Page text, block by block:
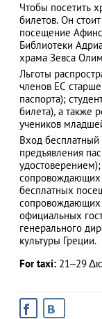
Чтобы посетить
билетов. Он
посещение
Библиотеки
храма Зевса
Льготы
членов ЕС
паспорта);
билета), а также
учеников
Вход бесплатный
предъявления
сопровождающих
бесплатных
сопровождающих
официальных
генерального
культуры Греции.
For taxi: 21–29